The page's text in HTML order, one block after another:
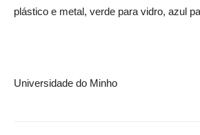
plástico e metal, verde para vidro, azul
Universidade do Minho